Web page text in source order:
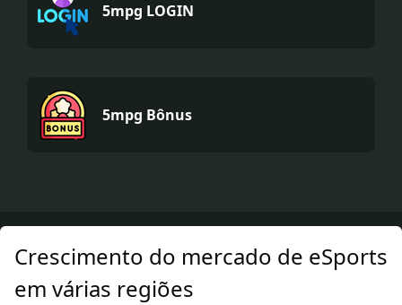
5mpg LOGIN
5mpg Bônus
Crescimento do mercado de eSports
em várias regiões